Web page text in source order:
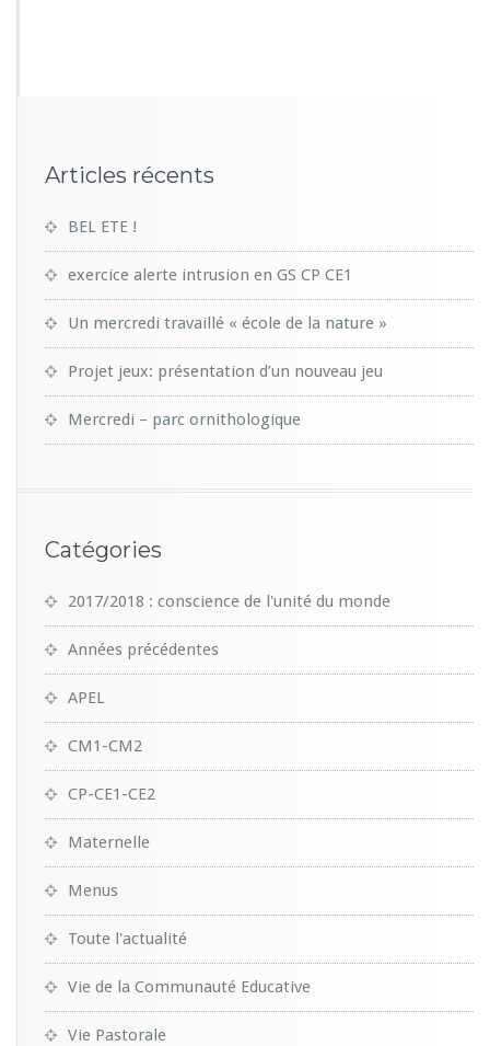
Articles récents
BEL ETE !
exercice alerte intrusion en GS CP CE1
Un mercredi travaillé « école de la nature »
Projet jeux: présentation d’un nouveau jeu
Mercredi – parc ornithologique
Catégories
2017/2018 : conscience de l'unité du monde
Années précédentes
APEL
CM1-CM2
CP-CE1-CE2
Maternelle
Menus
Toute l'actualité
Vie de la Communauté Educative
Vie Pastorale